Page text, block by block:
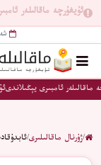
ئۇيغۇرچە ماقالىلەر
شەنبە —
ماقالىلەر ئامبىرى يېڭىلاندى
/ژۇرنال ماقالىلىرى/